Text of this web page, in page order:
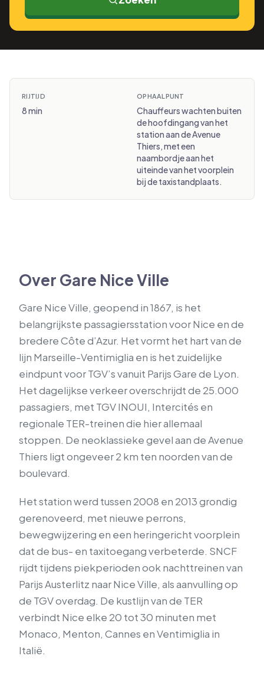
RIJTIJD
8 min
OPHAALPUNT
Chauffeurs wachten buiten
de hoofdingang van het
station aan de Avenue
Thiers, met een
naambordje aan het
uiteinde van het voorplein
bij de taxistandplaats.
Over Gare Nice Ville
Gare Nice Ville, geopend in 1867, is het
belangrijkste passagiersstation voor Nice en de
bredere Côte d’Azur. Het vormt het hart van de
lijn Marseille-Ventimiglia en is het zuidelijke
eindpunt voor TGV’s vanuit Parijs Gare de Lyon.
Het dagelijkse verkeer overschrijdt de 25.000
passagiers, met TGV INOUI, Intercités en
regionale TER-treinen die hier allemaal
stoppen. De neoklassieke gevel aan de Avenue
Thiers ligt ongeveer 2 km ten noorden van de
boulevard.
Het station werd tussen 2008 en 2013 grondig
gerenoveerd, met nieuwe perrons,
bewegwijzering en een heringericht voorplein
dat de bus- en taxitoegang verbeterde. SNCF
rijdt tijdens piekperioden ook nachttreinen van
Parijs Austerlitz naar Nice Ville, als aanvulling op
de TGV overdag. De kustlijn van de TER
verbindt Nice elke 20 tot 30 minuten met
Monaco, Menton, Cannes en Ventimiglia in
Italië.